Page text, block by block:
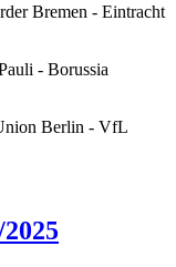
Bremen - Eintracht
- Borussia
Berlin - VfL